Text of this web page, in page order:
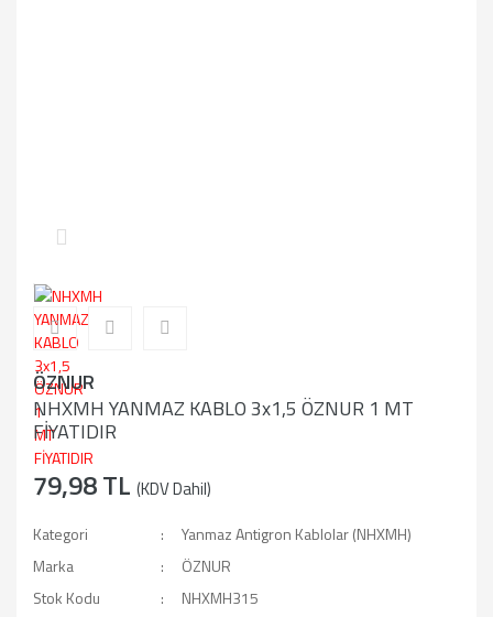
ÖZNUR
NHXMH YANMAZ KABLO 3x1,5 ÖZNUR 1 MT
FİYATIDIR
79,98 TL (KDV Dahil)
Kategori
Yanmaz Antigron Kablolar (NHXMH)
Marka
ÖZNUR
Stok Kodu
NHXMH315